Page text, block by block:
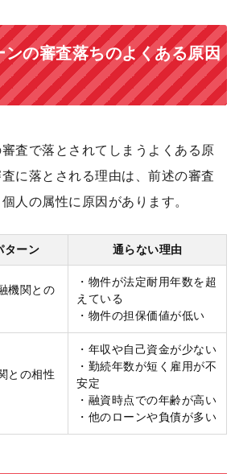
ンの審査落ちのよくある原因
査で落とされてしまうよくある原
に落とされる理由は、前述の審査
人の属性に原因があります。
ターン 通らない理由
機関との
・物件が法定耐用年数を超
えている
・物件の担保価値が低い
との相性
・年収や自己資金が少ない
・勤続年数が短く雇用が不
安定
・融資時点での年齢が高い
・他のローンや負債が多い